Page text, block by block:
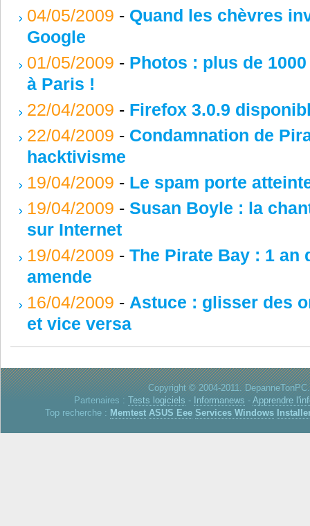
04/05/2009 - Quand les chèvres
Google
01/05/2009 - Photos : plus de
à Paris !
22/04/2009 - Firefox 3.0.9
22/04/2009 - Condamnation de
hacktivisme
19/04/2009 - Le spam porte
19/04/2009 - Susan Boyle : la
sur Internet
19/04/2009 - The Pirate Bay : 1 an
amende
16/04/2009 - Astuce : glisser des
et vice versa
Copyright © 2004-2011.
Partenaires : Tests logiciels - Informanews - Apprendre
Top recherche : Memtest ASUS Eee Services Windows